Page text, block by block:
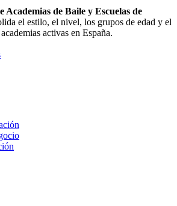
de Baile y Escuelas de
el estilo, el nivel, los grupos de edad y el
activas en España.